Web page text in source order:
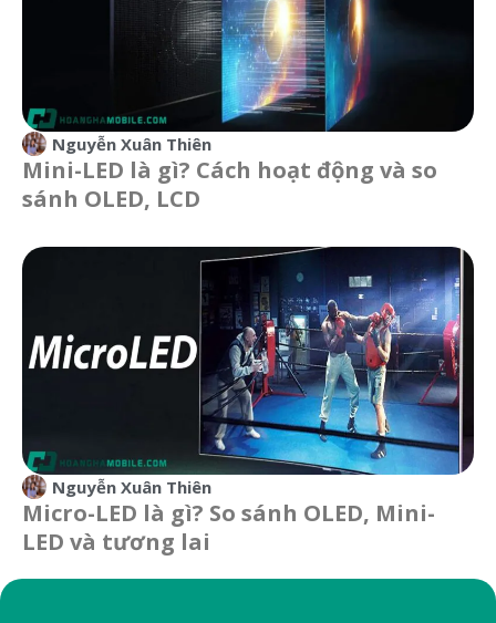
Nguyễn Xuân Thiên
Mini-LED là gì? Cách hoạt động và so
sánh OLED, LCD
Nguyễn Xuân Thiên
Micro-LED là gì? So sánh OLED, Mini-
LED và tương lai